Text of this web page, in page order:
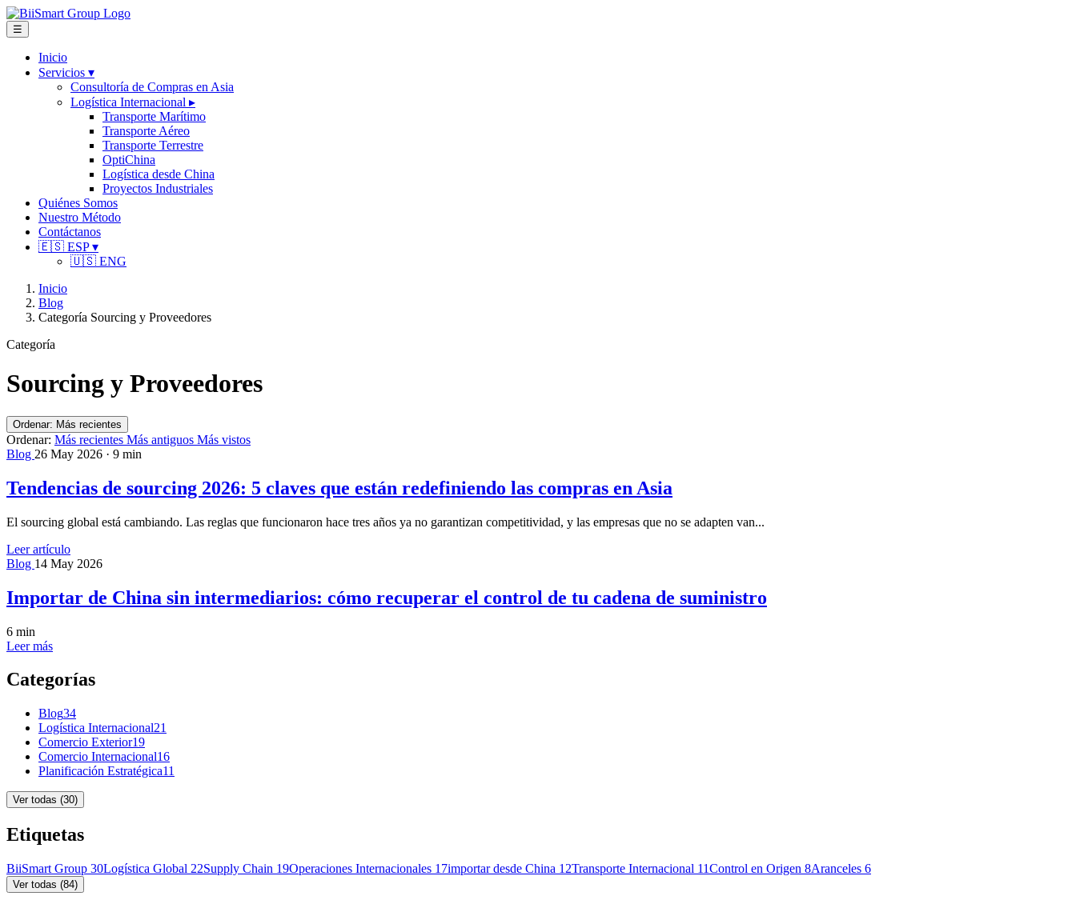
☰
Inicio
Servicios ▾
Consultoría de Compras en Asia
Logística Internacional ▸
Transporte Marítimo
Transporte Aéreo
Transporte Terrestre
OptiChina
Logística desde China
Proyectos Industriales
Quiénes Somos
Nuestro Método
Contáctanos
🇪🇸 ESP▾
🇺🇸 ENG
Inicio
Blog
Categoría Sourcing y Proveedores
Categoría
Sourcing y Proveedores
Ordenar: Más recientes
Ordenar: Más recientes Más antiguos Más vistos
Blog 26 May 2026 · 9 min
Tendencias de sourcing 2026: 5 claves que están redefiniendo las compras en Asia
El sourcing global está cambiando. Las reglas que funcionaron hace tres años ya no garantizan competitividad, y las empresas que no se adapten van...
Leer artículo
Blog 14 May 2026
Importar de China sin intermediarios: cómo recuperar el control de tu cadena de suministro
6 min
Leer más
Categorías
Blog34
Logística Internacional21
Comercio Exterior19
Comercio Internacional16
Planificación Estratégica11
Ver todas (30)
Etiquetas
BiiSmart Group 30Logística Global 22Supply Chain 19Operaciones Internacionales 17importar desde China 12Transporte Internacional 11Control en Origen 8Aranceles 6
Ver todas (84)